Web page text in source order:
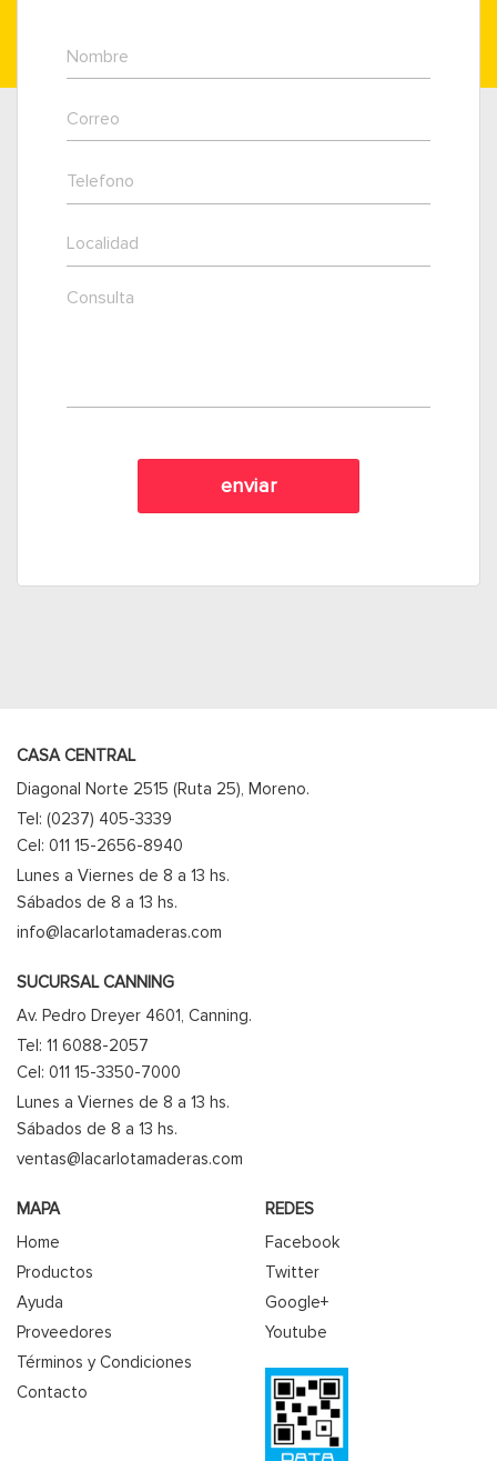
CASA CENTRAL
Diagonal Norte 2515 (Ruta 25), Moreno.
Tel: (0237) 405-3339
Cel: 011 15-2656-8940
Lunes a Viernes de 8 a 13 hs.
Sábados de 8 a 13 hs.
info@lacarlotamaderas.com
SUCURSAL CANNING
Av. Pedro Dreyer 4601, Canning.
Tel: 11 6088-2057
Cel: 011 15-3350-7000
Lunes a Viernes de 8 a 13 hs.
Sábados de 8 a 13 hs.
ventas@lacarlotamaderas.com
MAPA
Home
Productos
Ayuda
Proveedores
Términos y Condiciones
Contacto
REDES
Facebook
Twitter
Google+
Youtube